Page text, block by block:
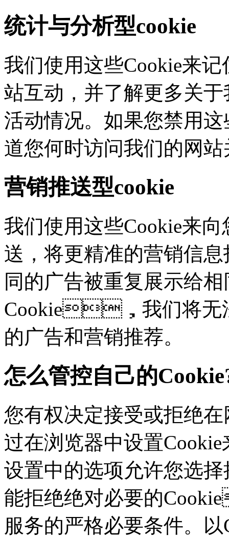
统计与分析型cookie
我们使用这些Cookie来
站互动，并了解更多
活动情况。如果您禁用
道您何时访问我们的网
营销推送型cookie
我们使用这些Cookie来向
送，将更精准的营销信
同的广告被重复展示给
Cookie，我们将无
的广告和营销推荐。
怎么管控自己的
您有权决定接受或拒绝
过在浏览器中设置
设置中的选项允许您选
能拒绝绝对必要的
服务的严格必要条件。以